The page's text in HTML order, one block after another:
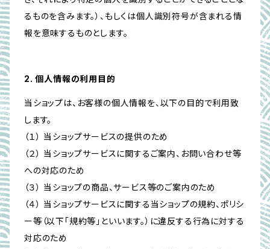
るものを含みます。）、もしくは個人識別符号が含まれる情
報を意味するものとします。
2. 個人情報の利用目的
当ショップは、お客様の個人情報を、以下の目的で利用致
します。
（１） 当ショップサービスの提供のため
（２） 当ショップサービスに関するご案内、お問い合わせ等
への対応のため
（３） 当ショップの商品、サービス等のご案内のため
（４） 当ショップサービスに関する当ショップの規約、ポリシ
ー等（以下「規約等」といいます。）に違反する行為に対する
対応のため